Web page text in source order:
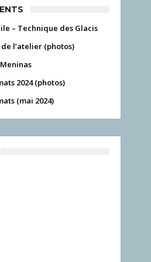
– Technique des Glacis
l’atelier (photos)
2024 (photos)
(mai 2024)